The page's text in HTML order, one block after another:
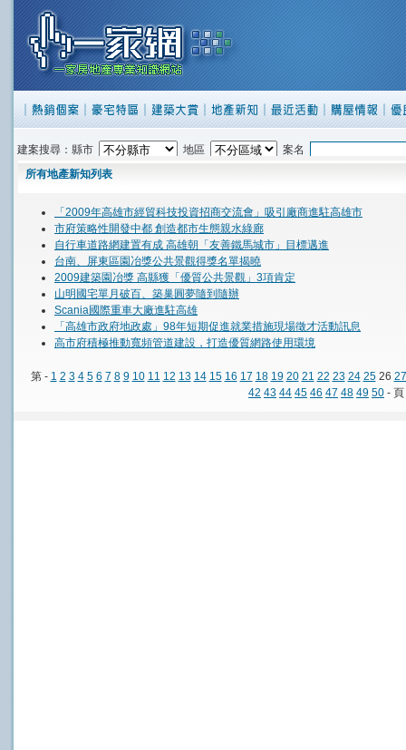
建案搜尋：縣市 地區
案名
所有地產新知列表
「2009年高雄市經貿科技投資招商交流會」吸引廠商進駐高雄市
市府策略性開發中都 創造都市生態親水綠廊
自行車道路網建置有成 高雄朝「友善鐵馬城市」目標邁進
台南、屏東區園冶獎公共景觀得獎名單揭曉
2009建築園冶獎 高縣獲「優質公共景觀」3項肯定
山明國宅單月破百、築巢圓夢隨到隨辦
Scania國際重車大廠進駐高雄
「高雄市政府地政處」98年短期促進就業措施現場徵才活動訊息
高市府積極推動寬頻管道建設，打造優質網路使用環境
第 - 1 2 3 4 5 6 7 8 9 10 11 12 13 14 15 16 17 18 19 20 21 22 23 24 2526 27
42 43 44 45 46 47 48 49 50 - 頁